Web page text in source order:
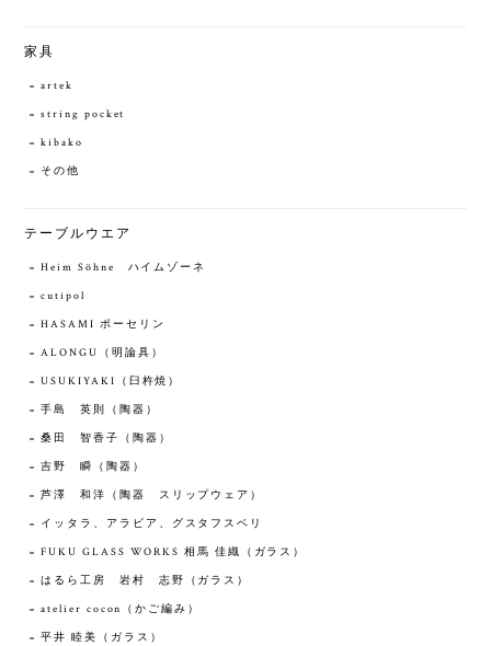
家具
artek
string pocket
kibako
その他
テーブルウエア
Heim Söhne ハイムゾーネ
cutipol
HASAMI ポーセリン
ALONGU（明論具）
USUKIYAKI（臼杵焼）
手島 英則（陶器）
桑田 智香子（陶器）
吉野 瞬（陶器）
芦澤 和洋（陶器 スリップウェア）
イッタラ、アラビア、グスタフスベリ
FUKU GLASS WORKS 相馬 佳織（ガラス）
はるら工房 岩村 志野（ガラス）
atelier cocon（かご編み）
平井 睦美（ガラス）